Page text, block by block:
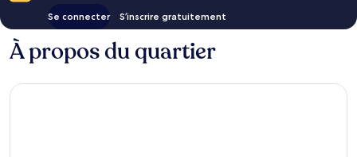
Se connecter S’inscrire gratuitement
À propos du quartier